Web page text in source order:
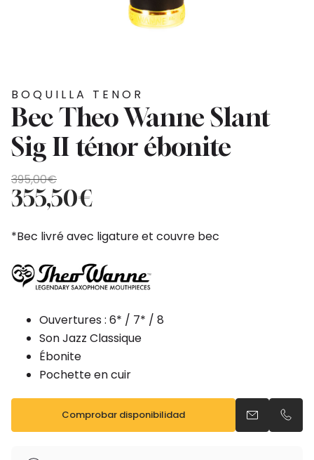
BOQUILLA TENOR
Bec Theo Wanne Slant
Sig II ténor ébonite
395,00€
El
precio
original
era:
355,50€
El
precio
actual
es:
*Bec livré avec ligature et couvre bec
Ouvertures : 6* / 7* / 8
Son Jazz Classique
Ébonite
Pochette en cuir
Comprobar disponibilidad Enviar un